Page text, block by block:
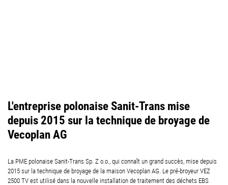
L'entreprise polonaise Sanit-Trans mise
depuis 2015 sur la technique de broyage de
Vecoplan AG
La PME polonaise Sanit-Trans Sp. Z o.o., qui connaît un grand succès, mise depuis
2015 sur la technique de broyage de la maison Vecoplan AG. Le pré-broyeur VEZ
2500 TV est utilisé dans la nouvelle installation de traitement des déchets EBS